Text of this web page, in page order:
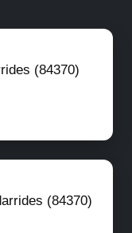
(84370)
(84370)